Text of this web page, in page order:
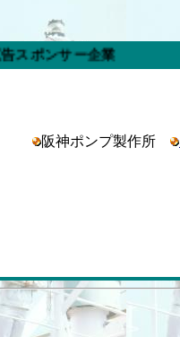
阪神ポンプ製作所